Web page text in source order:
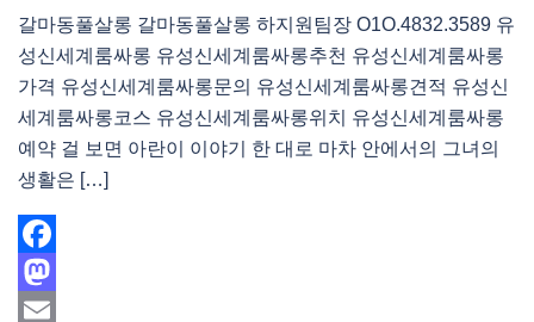
갈마동풀살롱 갈마동풀살롱 하지원팀장 O1O.4832.3589 유
성신세계룸싸롱 유성신세계룸싸롱추천 유성신세계룸싸롱
가격 유성신세계룸싸롱문의 유성신세계룸싸롱견적 유성신
세계룸싸롱코스 유성신세계룸싸롱위치 유성신세계룸싸롱
예약 걸 보면 아란이 이야기 한 대로 마차 안에서의 그녀의
생활은 […]
Facebook
Mastodon